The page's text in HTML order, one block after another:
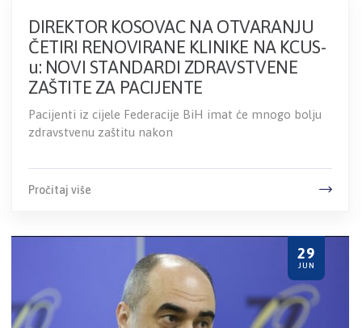
DIREKTOR KOSOVAC NA OTVARANJU
ČETIRI RENOVIRANE KLINIKE NA KCUS-
u: NOVI STANDARDI ZDRAVSTVENE
ZAŠTITE ZA PACIJENTE
Pacijenti iz cijele Federacije BiH imat će mnogo bolju
zdravstvenu zaštitu nakon
Pročitaj više
29
JUN